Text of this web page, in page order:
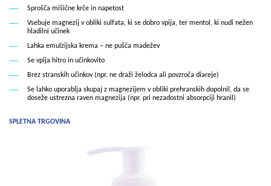
Sprošča mišične krče in napetost
Vsebuje magnezij v obliki sulfata, ki se dobro vpija, ter mentol, ki nudi nežen
hladilni učinek
Lahka emulzijska krema – ne pušča madežev
Se vpija hitro in učinkovito
Brez stranskih učinkov (npr. ne draži želodca ali povzroča diareje)
Se lahko uporablja skupaj z magnezijem v obliki prehranskih dopolnil, da se
doseže ustrezna raven magnezija (npr. pri nezadostni absorpciji hranil)
SPLETNA TRGOVINA